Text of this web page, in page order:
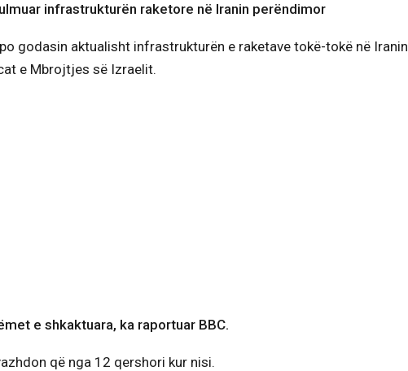
infrastrukturën raketore në Iranin perëndimor
godasin aktualisht infrastrukturën e raketave tokë-tokë në Iranin
e Mbrojtjes së Izraelit.
e shkaktuara, ka raportuar BBC.
që nga 12 qershori kur nisi.